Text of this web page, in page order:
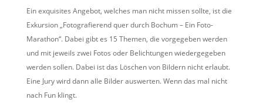
Ein exquisites Angebot, welches man nicht missen sollte, ist die
Exkursion „Fotografierend quer durch Bochum – Ein Foto-
Marathon“. Dabei gibt es 15 Themen, die vorgegeben werden
und mit jeweils zwei Fotos oder Belichtungen wiedergegeben
werden sollen. Dabei ist das Löschen von Bildern nicht erlaubt.
Eine Jury wird dann alle Bilder auswerten. Wenn das mal nicht
nach Fun klingt.